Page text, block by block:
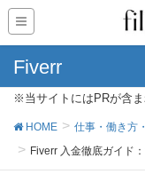
Fiverr
※当サイトにはPRが含ま
HOME 仕事・働き方
Fiverr 入金徹底ガイド